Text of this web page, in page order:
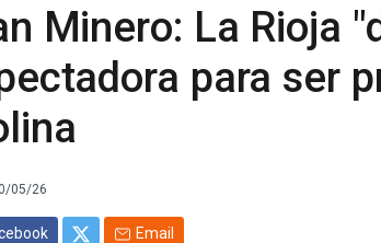
Minero: La Rioja
para ser
05/26
Email